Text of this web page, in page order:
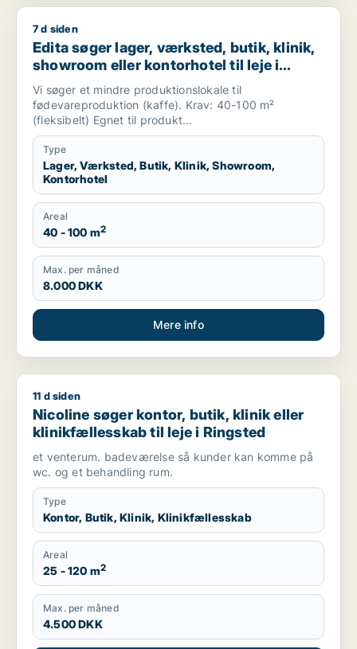
Edita søger lager, værksted, butik, klinik, showroom eller
7 d siden
Edita søger lager, værksted, butik, klinik,
showroom eller kontorhotel til leje i
Amager, København SV eller Valby m.fl.
Vi søger et mindre produktionslokale til
fødevareproduktion (kaffe). Krav: 40-100 m²
(fleksibelt) Egnet til produkt...
Type
Lager, Værksted, Butik, Klinik, Showroom,
Kontorhotel
Areal
40 - 100 m2
Max. per måned
8.000 DKK
Mere info
Nicoline søger kontor, butik, klinik eller klinikfællesskab til
11 d siden
Nicoline søger kontor, butik, klinik eller
klinikfællesskab til leje i Ringsted
et venterum. badeværelse så kunder kan komme på
wc. og et behandling rum.
Type
Kontor, Butik, Klinik, Klinikfællesskab
Areal
25 - 120 m2
Max. per måned
4.500 DKK